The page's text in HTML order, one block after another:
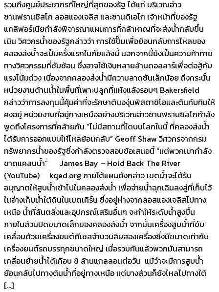
รวมถึงศูนย์ประชากรที่ใหญ่ที่สุดของรัฐ ได้แก่ บริเวณอ่าว
ซานฟรานซิสโก ลอสแองเจลิส และซานดิเอโก เจ้าหน้าที่ของรัฐ
แคลิฟอร์เนียกำลังพิจารณาแผนการที่กล้าหาญที่จะส่งน้ำกลับขึ้น
เนิน วิศวกรน้ำของรัฐกล่าวว่า การใช้ปั๊มเพื่อย้อนกลับการไหลของ
คลองส่งน้ำจะเป็นครั้งแรกในภัยแล้งนี้ นอกจากนี้ยังเป็นความท้าทาย
ทางวิศวกรรมที่ซับซ้อน ซึ่งอาจใช้เงินหลายล้านดอลลาร์เพื่อต่อสู้กับ
แรงโน้มถ่วง เนื่องจากคลองส่งน้ำมีความลาดชันเล็กน้อย ถึงกระนั้น
หน่วยงานด้านน้ำในพื้นที่เพาะปลูกที่แห้งแล้งรอบๆ Bakersfield
กล่าวว่าการลงทุนนี้คุ้มค่าที่จะรักษาต้นองุ่นพิสตาชิโอและต้นทับทิมให้
คงอยู่ หน่วยงานที่อยู่ทางเหนืออย่างบริเวณอ่าวซานฟรานซิสโกกำลัง
พูดถึงโครงการที่คล้ายกัน “ไม่มีสถานที่ใดบนโลกใบนี้ ที่คลองส่งน้ำ
ได้รับการออกแบบให้ไหลย้อนกลับ” Geoff Shaw วิศวกรจากกรม
ทรัพยากรน้ำของรัฐซึ่งกำลังตรวจสอบข้อเสนอนี้ “แต่พวกเขากำลัง
ขาดแคลนน้ำ” James Bay – Hold Back The River
(YouTube) kqed.org ภายใต้แผนดังกล่าว เขตน้ำจะได้รับ
อนุญาตให้สูบน้ำเข้าไปในคลองส่งน้ำ เพื่อจ่ายน้ำฉุกเฉินลงสู่ที่เก็บไว้
ในอ่างเก็บน้ำใต้ดินในเขตเคิร์น ซึ่งอยู่ห่างจากลอสแองเจลิสไปทาง
เหนือ น้ำที่ล้นตลิ่งและอุปกรณ์เสริมอื่นๆ จะทำให้ระดับน้ำสูงขึ้น
ภายในส่วนปิดขนาดเล็กของคลองส่งน้ำ จากนั้นเครื่องสูบน้ำที่ขับ
เคลื่อนด้วยเครื่องยนต์ดีเซลจำนวนสิบสองเครื่องซึ่งมีขนาดเท่ากับ
เครื่องยนต์รถบรรทุกขนาดใหญ่ เมื่อรวมกันแล้วพวกมันสามารถ
เคลื่อนย้ายน้ำได้เกือบ 8 ล้านแกลลอนต่อวัน แม้ว่าจะมีการสูบน้ำ
ย้อนกลับไปทางต้นน้ำที่อยู่ทางเหนือ แต่บางส่วนก็ยังไหลไปทางใต้
[…]